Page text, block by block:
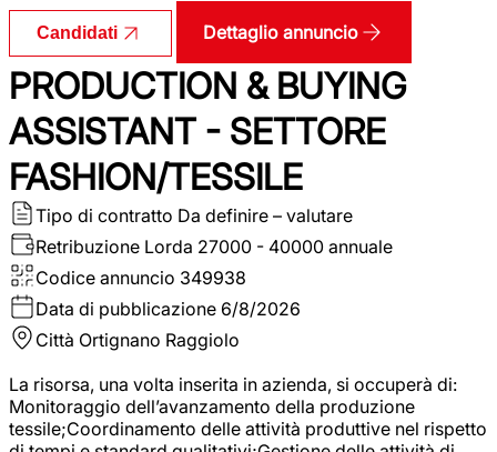
Candidati Dettaglio annuncio
PRODUCTION & BUYING
ASSISTANT - SETTORE
FASHION/TESSILE
Tipo di contratto Da definire – valutare
Retribuzione Lorda 27000 - 40000 annuale
Codice annuncio 349938
Data di pubblicazione 6/8/2026
Città Ortignano Raggiolo
La risorsa, una volta inserita in azienda, si occuperà di:
Monitoraggio dell’avanzamento della produzione
tessile;Coordinamento delle attività produttive nel rispetto